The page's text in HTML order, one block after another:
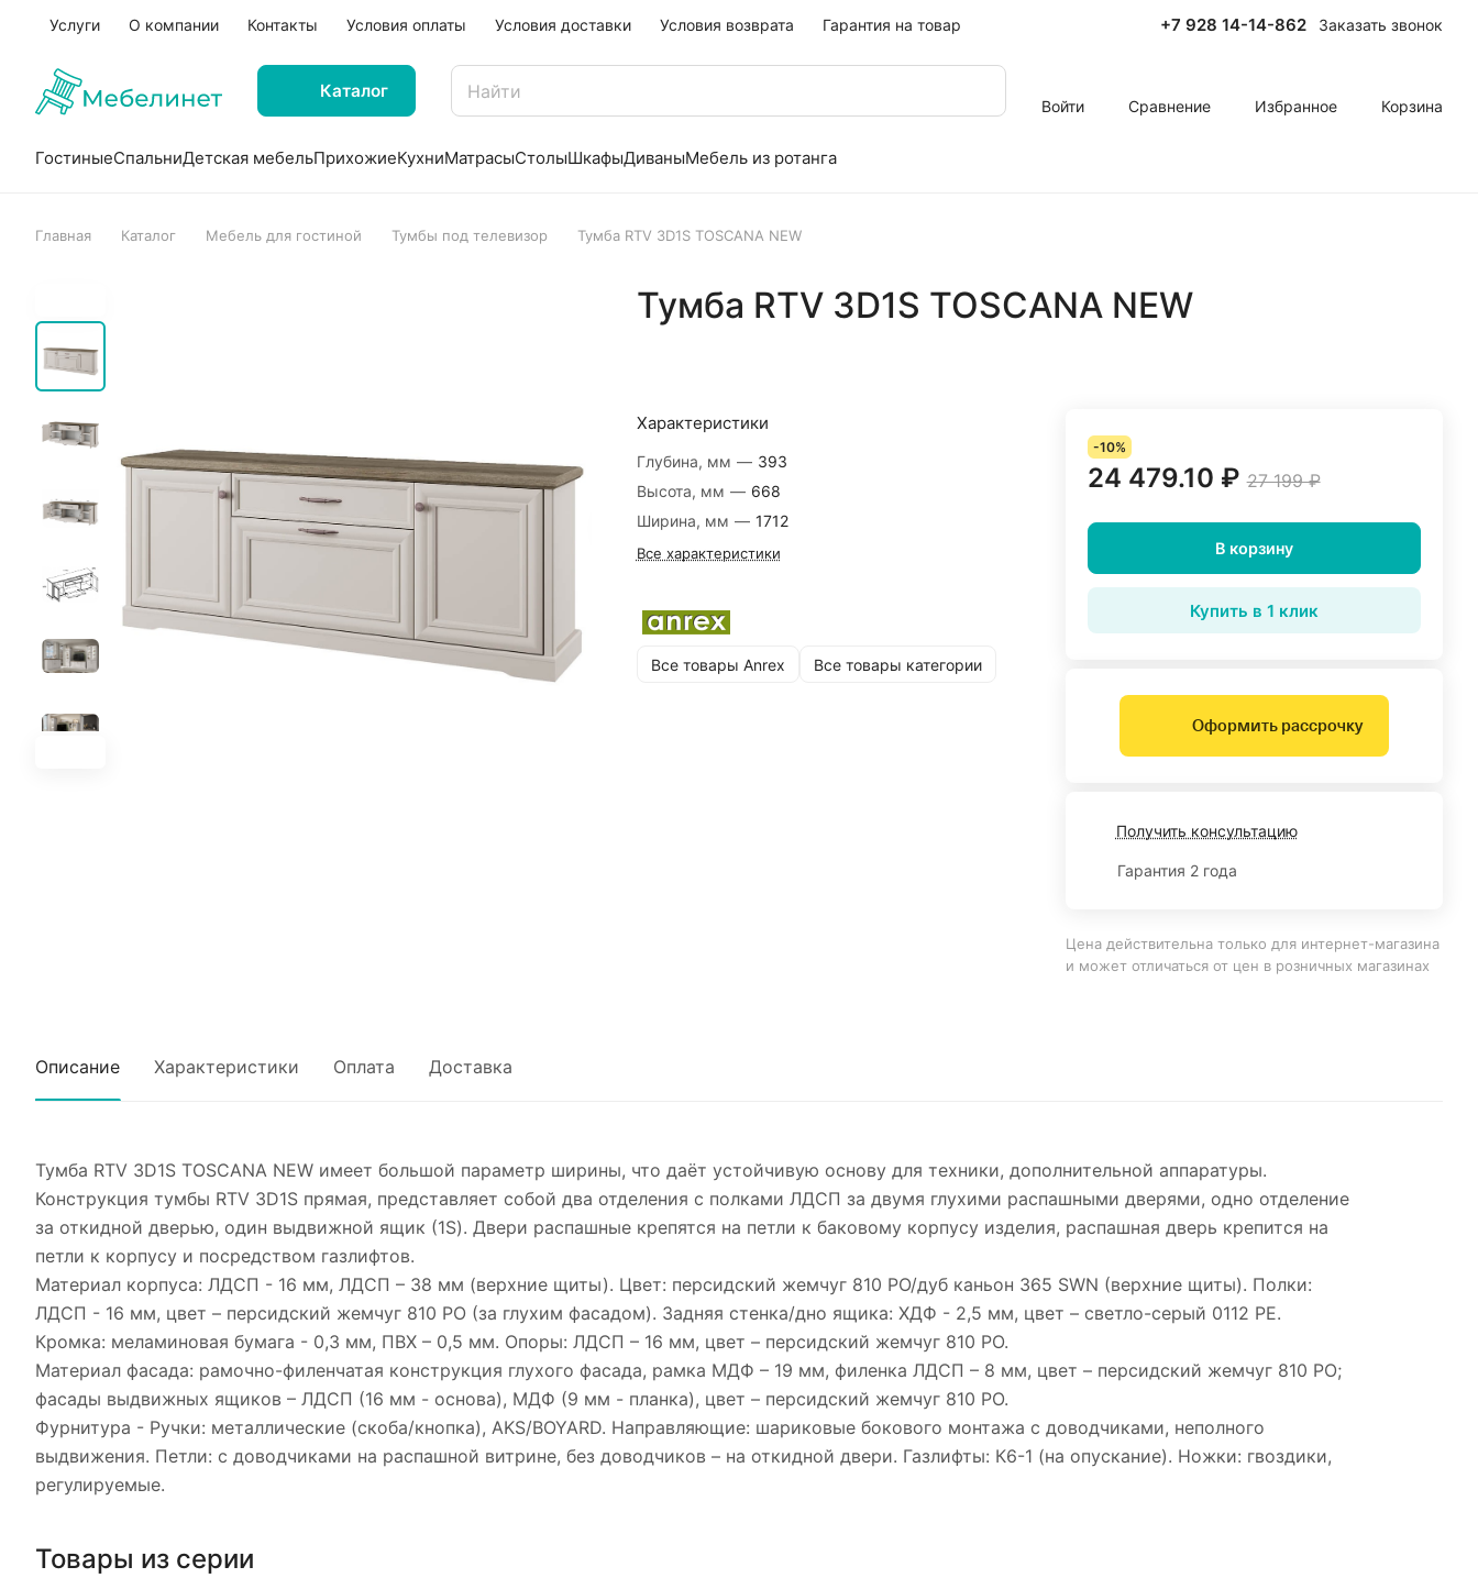
Услуги О компании Контакты Условия оплаты Условия доставки Условия возврата Гарантия на товар +7 928 14-14-862 Заказать звонок
Каталог
Войти Сравнение Избранное Корзина
ГостиныеСпальниДетская мебельПрихожиеКухниМатрасыСтолыШкафыДиваныМебель из ротанга
Главная Каталог Мебель для гостиной Тумбы под телевизор Тумба RTV 3D1S TOSCANA NEW
Тумба RTV 3D1S TOSCANA NEW
Характеристики
Глубина, мм — 393
Высота, мм — 668
Ширина, мм — 1712
Все характеристики
Все товары Anrex Все товары категории
-10%
24 479.10 ₽ 27 199 ₽
В корзину
Купить в 1 клик
Оформить рассрочку
Получить консультацию
Гарантия 2 года
Цена действительна только для интернет-магазина
и может отличаться от цен в розничных магазинах
Описание Характеристики Оплата Доставка
Тумба RTV 3D1S TOSCANA NEW имеет большой параметр ширины, что даёт устойчивую основу для техники, дополнительной аппаратуры.
Конструкция тумбы RTV 3D1S прямая, представляет собой два отделения с полками ЛДСП за двумя глухими распашными дверями, одно отделение
за откидной дверью, один выдвижной ящик (1S). Двери распашные крепятся на петли к баковому корпусу изделия, распашная дверь крепится на
петли к корпусу и посредством газлифтов.
Материал корпуса: ЛДСП - 16 мм, ЛДСП – 38 мм (верхние щиты). Цвет: персидский жемчуг 810 PO/дуб каньон 365 SWN (верхние щиты). Полки:
ЛДСП - 16 мм, цвет – персидский жемчуг 810 PO (за глухим фасадом). Задняя стенка/дно ящика: ХДФ - 2,5 мм, цвет – светло-серый 0112 PE.
Кромка: меламиновая бумага - 0,3 мм, ПВХ – 0,5 мм. Опоры: ЛДСП – 16 мм, цвет – персидский жемчуг 810 PO.
Материал фасада: рамочно-филенчатая конструкция глухого фасада, рамка МДФ – 19 мм, филенка ЛДСП – 8 мм, цвет – персидский жемчуг 810 PO;
фасады выдвижных ящиков – ЛДСП (16 мм - основа), МДФ (9 мм - планка), цвет – персидский жемчуг 810 PO.
Фурнитура - Ручки: металлические (скоба/кнопка), AKS/BOYARD. Направляющие: шариковые бокового монтажа с доводчиками, неполного
выдвижения. Петли: с доводчиками на распашной витрине, без доводчиков – на откидной двери. Газлифты: К6-1 (на опускание). Ножки: гвоздики,
регулируемые.
Товары из серии